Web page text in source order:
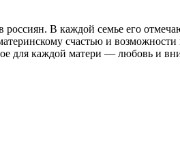
В каждой семье его
счастью и
для каждой матери — любовь и